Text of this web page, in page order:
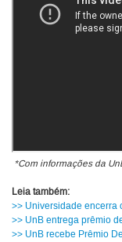
*Com informações da
Leia também:
>> Universidade encerra
>> UnB entrega prêmio
>> UnB recebe Prêmio